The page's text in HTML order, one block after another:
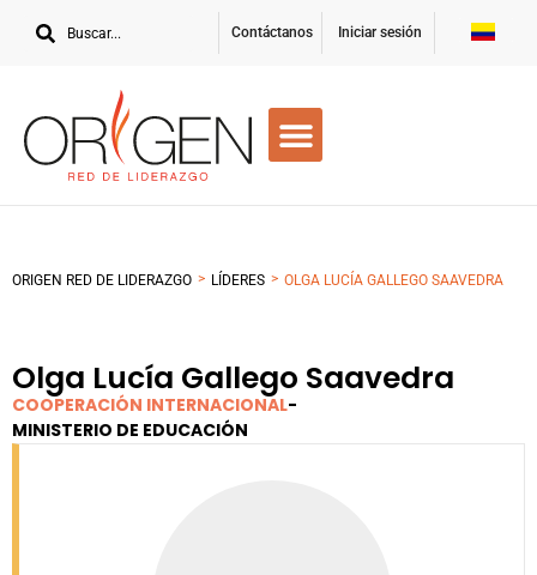
Contáctanos Iniciar sesión
ORIGEN RED DE LIDERAZGO > LÍDERES > OLGA LUCÍA GALLEGO SAAVEDRA
Olga Lucía Gallego Saavedra
COOPERACIÓN INTERNACIONAL-
MINISTERIO DE EDUCACIÓN